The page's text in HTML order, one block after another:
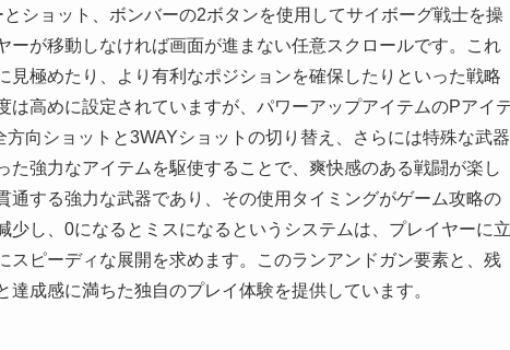
ショット、ボンバーの2ボタンを使用してサイボーグ戦士を操
が移動しなければ画面が進まない任意スクロールです。これ
極めたり、より有利なポジションを確保したりといった戦略
は高めに設定されていますが、パワーアップアイテムのPアイ
向ショットと3WAYショットの切り替え、さらには特殊な武器
強力なアイテムを駆使することで、爽快感のある戦闘が楽し
する強力な武器であり、その使用タイミングがゲーム攻略の
し、0になるとミスになるというシステムは、プレイヤーに立
スピーディな展開を求めます。このランアンドガン要素と、残
成感に満ちた独自のプレイ体験を提供しています。